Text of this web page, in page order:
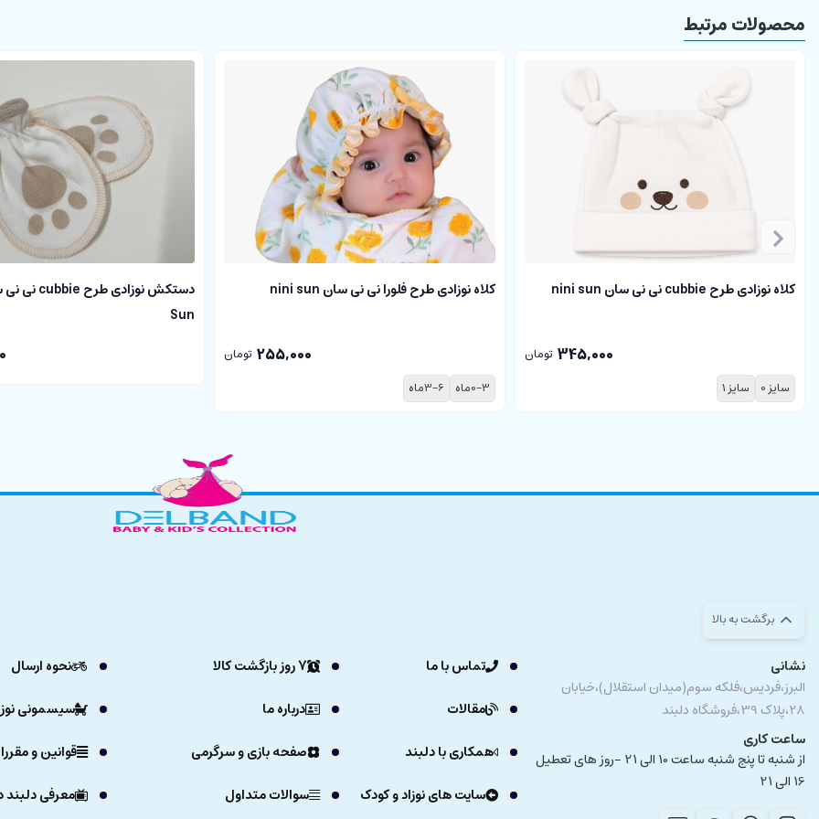
محصولات مرتبط
کلاه نوزادی طرح cubbie نی نی سان nini sun
345,000 تومان
سایز 0
سایز 1
کلاه نوزادی طرح فلورا نی نی سان nini sun
255,000 تومان
0-3ماه
3-6ماه
Sun
برگشت به بالا
نشانی
البرز،فردیس،فلکه سوم(میدان استقلال)،خیابان
28،پلاک 39،فروشگاه دلبند
ساعت کاری
از شنبه تا پنج شنبه ساعت 10 الی 21 -روز های تعطیل
16 الی 21
تماس با ما 7 روز بازگشت کالا
نحوه ارسال
مقالات
درباره ما
سیسمونی
همکاری با دلبند
صفحه بازی و سرگرمی
قوانین و
سایت های نوزاد و کودک
سوالات متداول معرفی